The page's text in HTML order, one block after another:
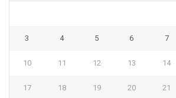
3 4 5 6 7
10 11 12 13 14
17 18 19 20 21